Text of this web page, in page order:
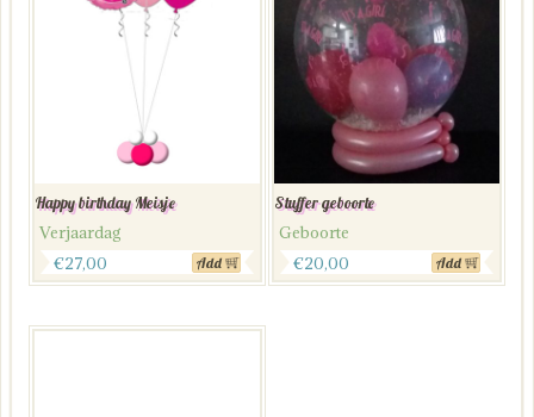
Happy birthday Meisje
Verjaardag
€27,00 Add
Stuffer geboorte
Geboorte
€20,00 Add